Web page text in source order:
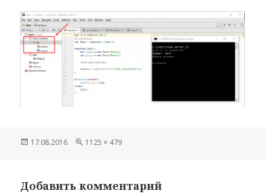
Опубликовано
17.08.2016
Полный
1125 × 479
Добавить комментарий